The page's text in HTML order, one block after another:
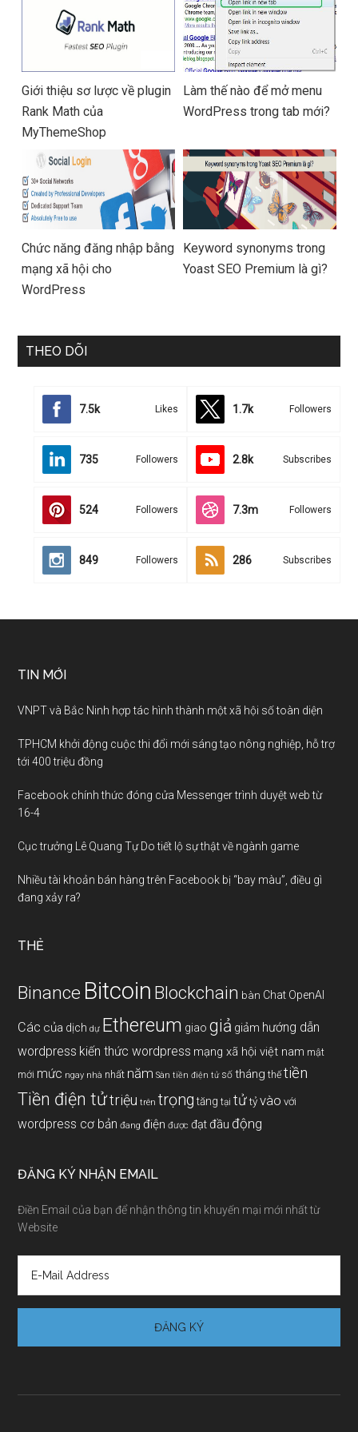
Giới thiệu sơ lược về plugin
Rank Math của
MyThemeShop
Làm thế nào để mở menu
WordPress trong tab mới?
Chức năng đăng nhập bằng
mạng xã hội cho
WordPress
Keyword synonyms trong
Yoast SEO Premium là gì?
THEO DÕI
7.5k Likes 1.7k Followers
735 Followers 2.8k Subscribes
524 Followers 7.3m Followers
849 Followers 286 Subscribes
TIN MỚI
VNPT và Bắc Ninh hợp tác hình thành một xã hội số toàn diện
TPHCM khởi động cuộc thi đổi mới sáng tạo nông nghiệp, hỗ trợ
tới 400 triệu đồng
Facebook chính thức đóng cửa Messenger trình duyệt web từ
16-4
Cục trưởng Lê Quang Tự Do tiết lộ sự thật về ngành game
Nhiều tài khoản bán hàng trên Facebook bị “bay màu”, điều gì
đang xảy ra?
THẺ
Binance Bitcoin Blockchain bàn Chat OpenAI
Các của dịch dự Ethereum giao giả giảm hướng dẫn
wordpress kiến thức wordpress mạng xã hội việt nam mật
mới mức ngay nhà nhất năm Sàn tiền điện tử số tháng thế tiền
Tiền điện tửtriệu trên trọng tăng tại tử tỷ vào với
wordpress cơ bản đang điện được đạtđầu động
ĐĂNG KÝ NHẬN EMAIL
Điền Email của bạn để nhận thông tin khuyến mại mới nhất từ
Website